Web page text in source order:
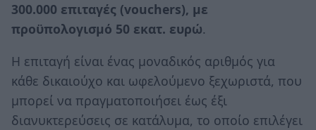
300.000 επιταγές (vouchers), με
προϋπολογισμό 50 εκατ. ευρώ.
Η επιταγή είναι ένας μοναδικός αριθμός για
κάθε δικαιούχο και ωφελούμενο ξεχωριστά, που
μπορεί να πραγματοποιήσει έως έξι
διανυκτερεύσεις σε κατάλυμα, το οποίο επιλέγει